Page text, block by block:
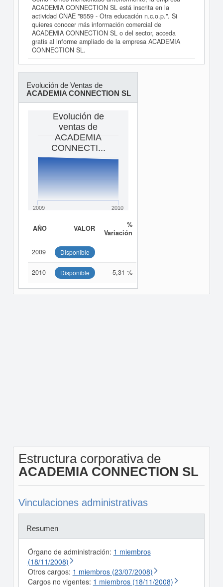
ACADEMIA CONNECTION SL está inscrita en la
actividad CNAE "8559 - Otra educación n.c.o.p.". Si
quieres conocer más información comercial de
ACADEMIA CONNECTION SL o del sector, acceda
gratis al informe ampliado de la empresa ACADEMIA
CONNECTION SL.
Evolución de Ventas de
ACADEMIA CONNECTION SL
Evolución de
ventas de
ACADEMIA
CONNECTI...
2009 2010
AÑO VALOR
%
Variación
2009 Disponible
2010 Disponible -5,31 %
Estructura corporativa de
ACADEMIA CONNECTION SL
Vinculaciones administrativas
Resumen
Órgano de administración: 1 miembros
(18/11/2008)
Otros cargos: 1 miembros (23/07/2008)
Cargos no vigentes: 1 miembros (18/11/2008)